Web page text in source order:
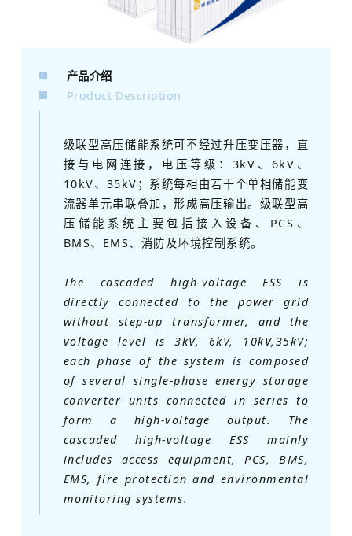
产品介绍
Product Description
级联型高压储能系统可不经过升压变压器，直
接与电网连接，电压等级：3kV、6kV、
10kV、35kV；系统每相由若干个单相储能变
流器单元串联叠加，形成高压输出。级联型高
压储能系统主要包括接入设备、PCS、
BMS、EMS、消防及环境控制系统。
The cascaded high-voltage ESS is
directly connected to the power grid
without step-up transformer, and the
voltage level is 3kV, 6kV, 10kV,35kV;
each phase of the system is composed
of several single-phase energy storage
converter units connected in series to
form a high-voltage output. The
cascaded high-voltage ESS mainly
includes access equipment, PCS, BMS,
EMS, fire protection and environmental
monitoring systems.